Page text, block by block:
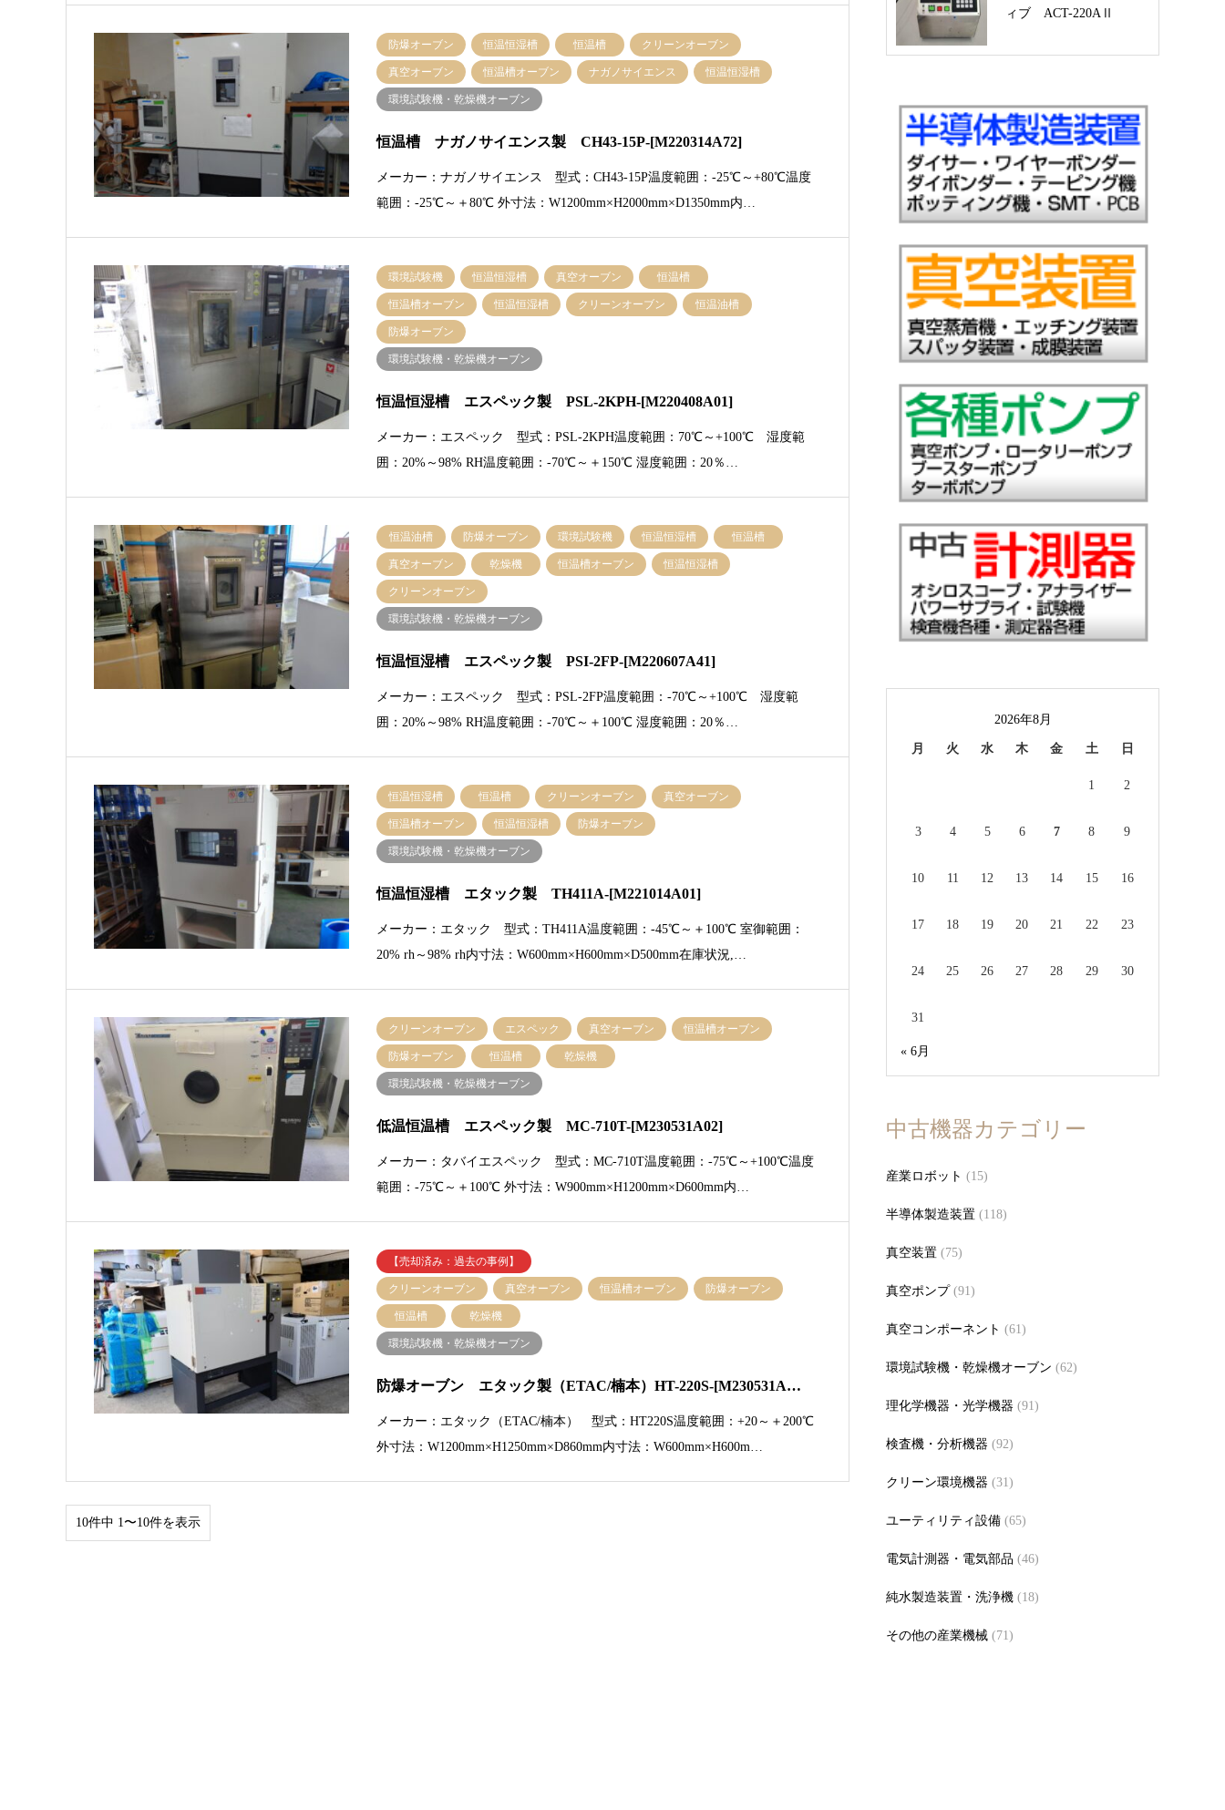
防爆オーブン 恒温恒湿槽 恒温槽 クリーンオーブン
真空オーブン 恒温槽オーブン ナガノサイエンス 恒温恒湿槽
環境試験機・乾燥機オーブン
恒温槽 ナガノサイエンス製 CH43-15P-[M220314A72]
メーカー：ナガノサイエンス 型式：CH43-15P温度範囲：-25℃～+80℃温度
範囲：-25℃～＋80℃ 外寸法：W1200mm×H2000mm×D1350mm内…
環境試験機 恒温恒湿槽 真空オーブン 恒温槽
恒温槽オーブン 恒温恒湿槽 クリーンオーブン 恒温油槽
防爆オーブン
環境試験機・乾燥機オーブン
恒温恒湿槽 エスペック製 PSL-2KPH-[M220408A01]
メーカー：エスペック 型式：PSL-2KPH温度範囲：70℃～+100℃ 湿度範
囲：20%～98% RH温度範囲：-70℃～＋150℃ 湿度範囲：20％…
恒温油槽 防爆オーブン 環境試験機 恒温恒湿槽 恒温槽
真空オーブン 乾燥機 恒温槽オーブン 恒温恒湿槽
クリーンオーブン
環境試験機・乾燥機オーブン
恒温恒湿槽 エスペック製 PSI-2FP-[M220607A41]
メーカー：エスペック 型式：PSL-2FP温度範囲：-70℃～+100℃ 湿度範
囲：20%～98% RH温度範囲：-70℃～＋100℃ 湿度範囲：20％…
恒温恒湿槽 恒温槽 クリーンオーブン 真空オーブン
恒温槽オーブン 恒温恒湿槽 防爆オーブン
環境試験機・乾燥機オーブン
恒温恒湿槽 エタック製 TH411A-[M221014A01]
メーカー：エタック 型式：TH411A温度範囲：-45℃～＋100℃ 室御範囲：
20% rh～98% rh内寸法：W600mm×H600mm×D500mm在庫状況,…
クリーンオーブン エスペック 真空オーブン 恒温槽オーブン
防爆オーブン 恒温槽 乾燥機
環境試験機・乾燥機オーブン
低温恒温槽 エスペック製 MC-710T-[M230531A02]
メーカー：タバイエスペック 型式：MC-710T温度範囲：-75℃～+100℃温度
範囲：-75℃～＋100℃ 外寸法：W900mm×H1200mm×D600mm内…
【売却済み：過去の事例】
クリーンオーブン 真空オーブン 恒温槽オーブン 防爆オーブン
恒温槽 乾燥機
環境試験機・乾燥機オーブン
防爆オーブン エタック製（ETAC/楠本）HT-220S-[M230531A…
メーカー：エタック（ETAC/楠本） 型式：HT220S温度範囲：+20～＋200℃
外寸法：W1200mm×H1250mm×D860mm内寸法：W600mm×H600m…
10件中 1〜10件を表示
ィブ ACT-220AⅡ
2026年8月
月 火 水 木 金 土 日
1 2
3 4 5 6 7 8 9
10 11 12 13 14 15 16
17 18 19 20 21 22 23
24 25 26 27 28 29 30
31
« 6月
中古機器カテゴリー
産業ロボット (15)
半導体製造装置 (118)
真空装置 (75)
真空ポンプ(91)
真空コンポーネント (61)
環境試験機・乾燥機オーブン (62)
理化学機器・光学機器 (91)
検査機・分析機器 (92)
クリーン環境機器 (31)
ユーティリティ設備 (65)
電気計測器・電気部品 (46)
純水製造装置・洗浄機 (18)
その他の産業機械 (71)